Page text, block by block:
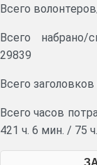
Всего
Всего набрано/
29839
Всего
Всего часов
421 ч. 6 мин. / 75